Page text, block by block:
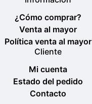
¿Cómo comprar?
Venta al mayor
Política venta al mayor
Cliente
Mi cuenta
Estado del pedido
Contacto